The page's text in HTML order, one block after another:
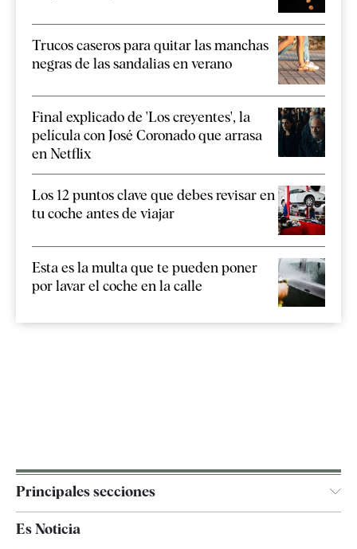
Trucos caseros para quitar las manchas
negras de las sandalias en verano
Final explicado de 'Los creyentes', la
película con José Coronado que arrasa
en Netflix
Los 12 puntos clave que debes revisar en
tu coche antes de viajar
Esta es la multa que te pueden poner
por lavar el coche en la calle
Principales secciones
España
Es Noticia